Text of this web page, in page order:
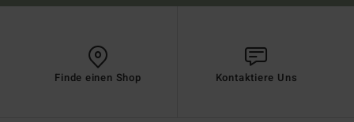
Finde einen Shop Kontaktiere Uns